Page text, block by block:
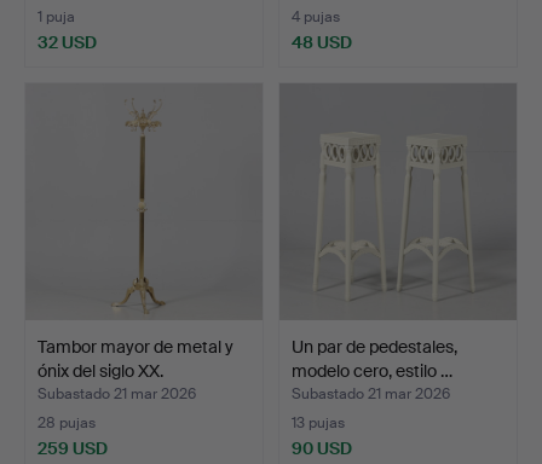
1 puja
32 USD
4 pujas
48 USD
Tambor mayor de metal y
ónix del siglo XX.
Subastado 21 mar 2026
28 pujas
259 USD
Un par de pedestales,
modelo cero, estilo …
Subastado 21 mar 2026
13 pujas
90 USD